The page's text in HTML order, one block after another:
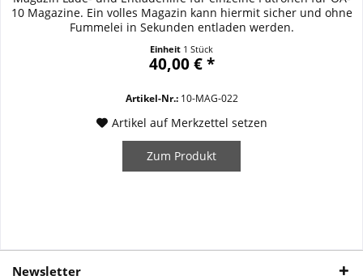
10 Magazine. Ein volles Magazin kann hiermit sicher und ohne
Fummelei in Sekunden entladen werden.
Einheit 1 Stück
40,00 € *
Artikel-Nr.:10-MAG-022
Artikel auf Merkzettel setzen
Zum Produkt
Newsletter